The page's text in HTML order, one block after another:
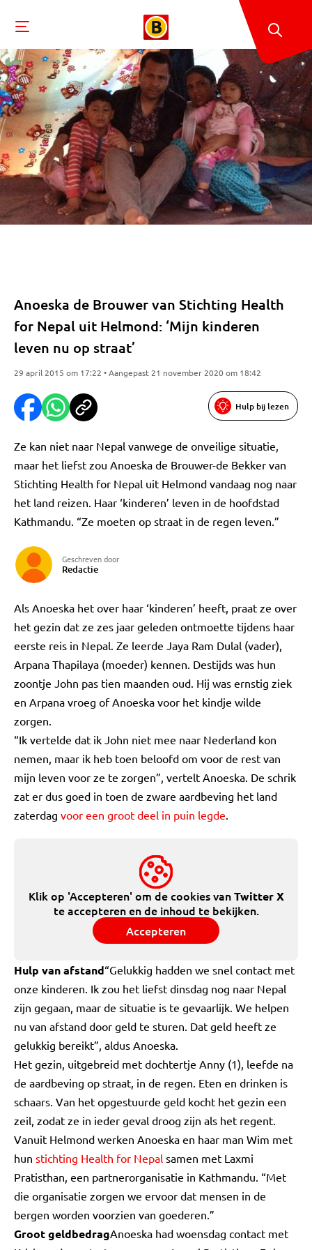
Anoeska de Brouwer van Stichting Health
for Nepal uit Helmond: ‘Mijn kinderen
leven nu op straat’
29 april 2015 om 17:22 • Aangepast 21 november 2020 om 18:42
Hulp bij lezen
Ze kan niet naar Nepal vanwege de onveilige situatie,
maar het liefst zou Anoeska de Brouwer-de Bekker van
Stichting Health for Nepal uit Helmond vandaag nog naar
het land reizen. Haar ‘kinderen’ leven in de hoofdstad
Kathmandu. “Ze moeten op straat in de regen leven.”
Geschreven door
Redactie
Als Anoeska het over haar ‘kinderen’ heeft, praat ze over
het gezin dat ze zes jaar geleden ontmoette tijdens haar
eerste reis in Nepal. Ze leerde Jaya Ram Dulal (vader),
Arpana Thapilaya (moeder) kennen. Destijds was hun
zoontje John pas tien maanden oud. Hij was ernstig ziek
en Arpana vroeg of Anoeska voor het kindje wilde
zorgen.
“Ik vertelde dat ik John niet mee naar Nederland kon
nemen, maar ik heb toen beloofd om voor de rest van
mijn leven voor ze te zorgen”, vertelt Anoeska. De schrik
zat er dus goed in toen de zware aardbeving het land
zaterdag voor een groot deel in puin legde.
Klik op 'Accepteren' om de cookies vanTwitter X
te accepteren en de inhoud te bekijken.
Accepteren
Hulp van afstand“Gelukkig hadden we snel contact met
onze kinderen. Ik zou het liefst dinsdag nog naar Nepal
zijn gegaan, maar de situatie is te gevaarlijk. We helpen
nu van afstand door geld te sturen. Dat geld heeft ze
gelukkig bereikt”, aldus Anoeska.
Het gezin, uitgebreid met dochtertje Anny (1), leefde na
de aardbeving op straat, in de regen. Eten en drinken is
schaars. Van het opgestuurde geld kocht het gezin een
zeil, zodat ze in ieder geval droog zijn als het regent.
Vanuit Helmond werken Anoeska en haar man Wim met
hun stichting Health for Nepal samen met Laxmi
Pratisthan, een partnerorganisatie in Kathmandu. “Met
die organisatie zorgen we ervoor dat mensen in de
bergen worden voorzien van goederen.”
Groot geldbedragAnoeska had woensdag contact met